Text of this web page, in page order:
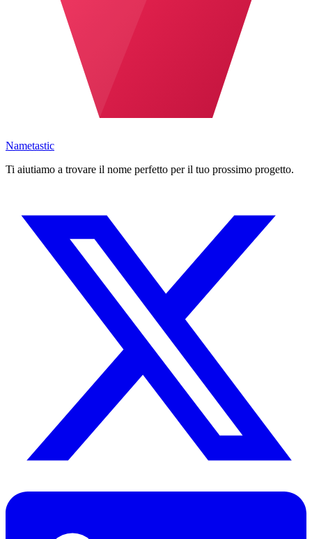
Nametastic
Ti aiutiamo a trovare il nome perfetto per il tuo prossimo progetto.